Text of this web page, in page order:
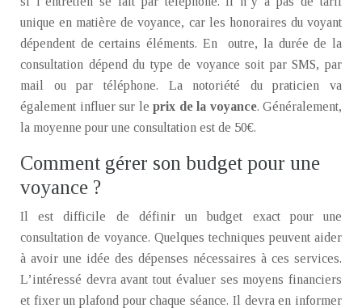
unique en matière de voyance, car les honoraires du voyant
dépendent de certains éléments. En outre, la durée de la
consultation dépend du type de voyance soit par SMS, par
mail ou par téléphone. La notoriété du praticien va
également influer sur le prix de la voyance. Généralement,
la moyenne pour une consultation est de 50€.
Comment gérer son budget pour une
voyance ?
Il est difficile de définir un budget exact pour une
consultation de voyance. Quelques techniques peuvent aider
à avoir une idée des dépenses nécessaires à ces services.
L’intéressé devra avant tout évaluer ses moyens financiers
et fixer un plafond pour chaque séance. Il devra en informer